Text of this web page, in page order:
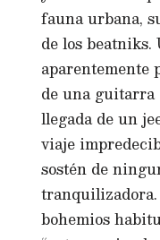
fauna urbana,
de los
aparentemente
de una guitarra
llegada de un
viaje
sostén de
tranquilizadora.
bohemios